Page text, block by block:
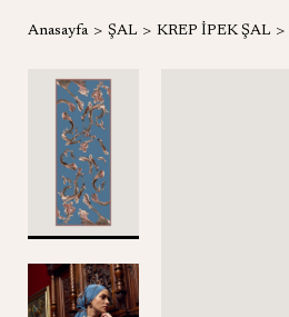
Anasayfa ŞAL KREP İPEK ŞAL